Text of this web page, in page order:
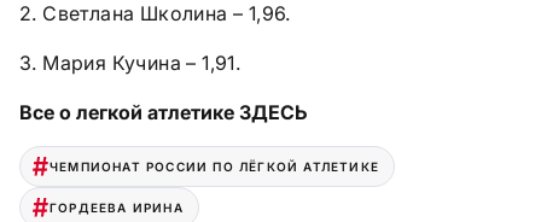
2. Светлана Школина – 1,96.
3. Мария Кучина – 1,91.
Все о легкой атлетике ЗДЕСЬ
ЧЕМПИОНАТ РОССИИ ПО ЛЁГКОЙ АТЛЕТИКЕ
ГОРДЕЕВА ИРИНА